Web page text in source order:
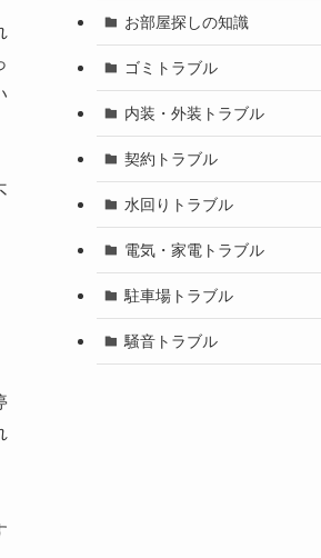
お部屋探しの知識
ゴミトラブル
内装・外装トラブル
契約トラブル
水回りトラブル
電気・家電トラブル
駐車場トラブル
騒音トラブル